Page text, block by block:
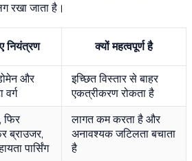
रखा जाता है।
नियंत्रण क्यों महत्वपूर्ण है
और
इच्छित विस्तार से बाहर
एकत्रीकरण रोकता है
फिर
ब्राउजर,
पार्सिंग
लागत कम करता है और
अनावश्यक जटिलता बचाता
है